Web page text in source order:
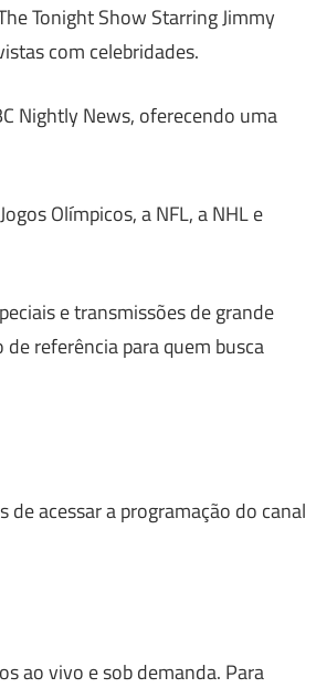
Tonight Show Starring Jimmy
com celebridades.
Nightly News, oferecendo uma
Olímpicos, a NFL, a NHL e
e transmissões de grande
referência para quem busca
acessar a programação do canal
ao vivo e sob demanda. Para